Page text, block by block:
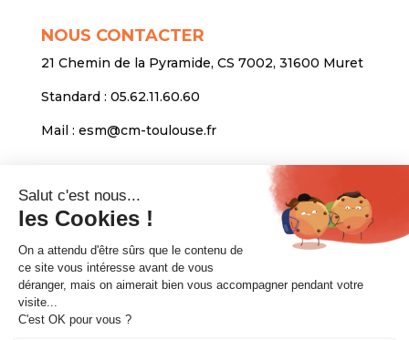
NOUS CONTACTER
21 Chemin de la Pyramide, CS 7002, 31600 Muret
Standard : 05.62.11.60.60
Mail : esm@cm-toulouse.fr
INFORMATIONS
Mentions légales
Protection des données personnelles
Venir nous voir